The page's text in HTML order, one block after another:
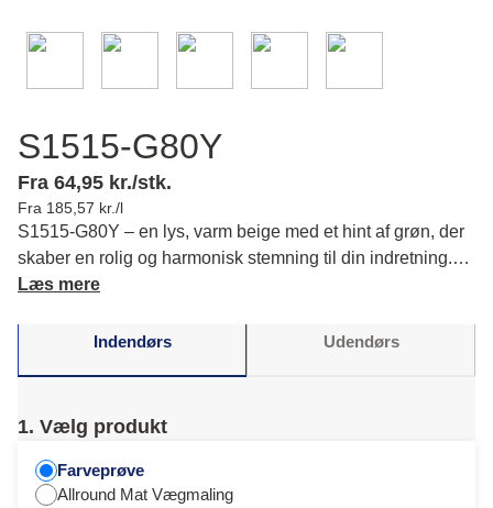
S1515-G80Y
Fra 64,95 kr./stk.
Fra 185,57 kr./l
S1515-G80Y – en lys, varm beige med et hint af grøn, der
skaber en rolig og harmonisk stemning til din indretning.
Læs mere om farvens karakter og matchende farver.
Læs mere
Indendørs Udendørs
1. Vælg produkt
Farveprøve
Allround Mat Vægmaling